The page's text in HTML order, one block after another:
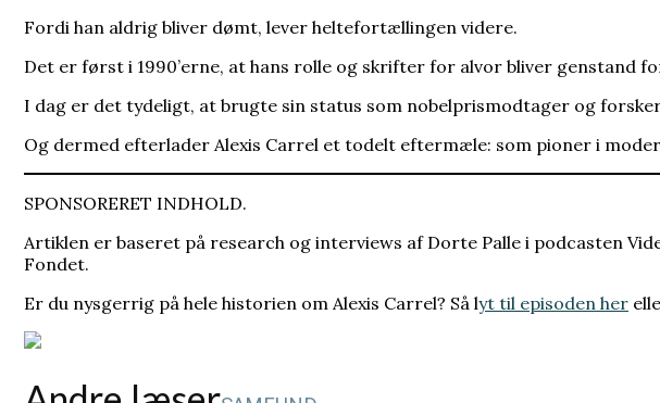
Fordi han aldrig bliver dømt, lever heltefortællingen videre.
Det er først i 1990’erne, at hans rolle og skrifter for alvor bliver genstand
I dag er det tydeligt, at brugte sin status som nobelprismodtager og
Og dermed efterlader Alexis Carrel et todelt eftermæle: som pioner i
SPONSORERET INDHOLD.
Artiklen er baseret på research og interviews af Dorte Palle i podcasten
Fondet.
Er du nysgerrig på hele historien om Alexis Carrel? Så lyt til episoden her